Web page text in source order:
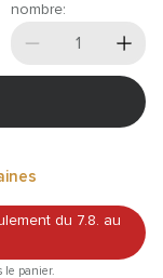
nombre:
du 7.8. au
le panier.